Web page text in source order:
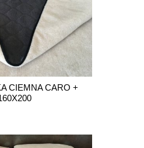
CIEMNA CARO +